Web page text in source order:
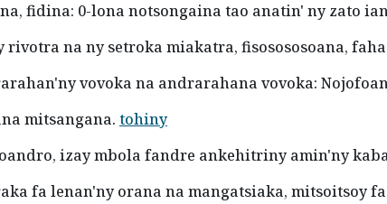
fidina: 0-lona notsongaina tao anatin' ny zato
na ny setroka miakatra, fisosososoana,
vovoka na andrarahana vovoka:
mitsangana. tohiny
izay mbola fandre ankehitriny amin'ny
fa lenan'ny orana na mangatsiaka, mitsoitsoy